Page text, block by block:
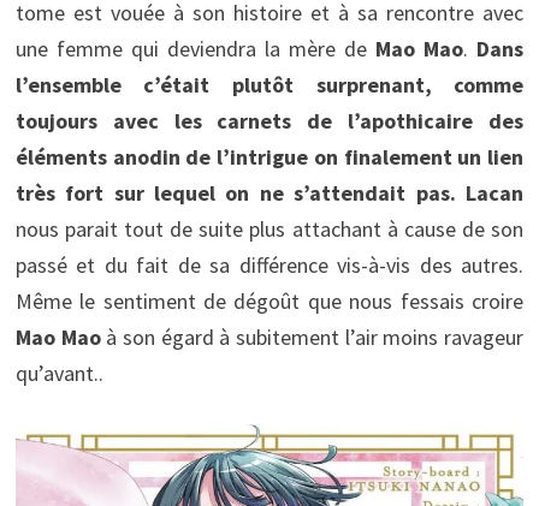
tome est vouée à son histoire et à sa rencontre avec
une femme qui deviendra la mère de Mao Mao. Dans
l’ensemble c’était plutôt surprenant, comme
toujours avec les carnets de l’apothicaire des
éléments anodin de l’intrigue on finalement un lien
très fort sur lequel on ne s’attendait pas. Lacan
nous parait tout de suite plus attachant à cause de son
passé et du fait de sa différence vis-à-vis des autres.
Même le sentiment de dégoût que nous fessais croire
Mao Maoà son égard à subitement l’air moins ravageur
qu’avant..